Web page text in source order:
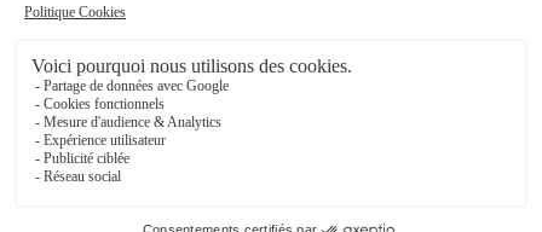
Fleurs du Temps
Lherm
★★★★★4.9 (37)
31, place de l'Eglise
Voir la boutique